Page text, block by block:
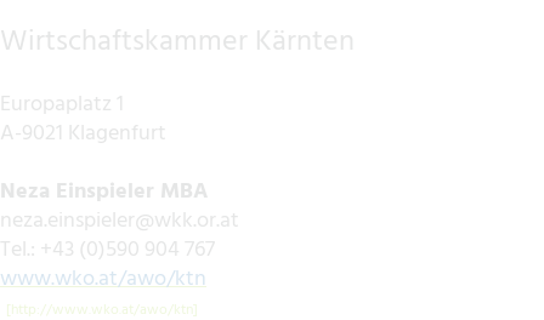
Wirtschaftskammer Kärnten
Europaplatz 1
A-9021 Klagenfurt
Neza Einspieler MBA
neza.einspieler@wkk.or.at
Tel.: +43 (0)590 904 767
www.wko.at/awo/ktn